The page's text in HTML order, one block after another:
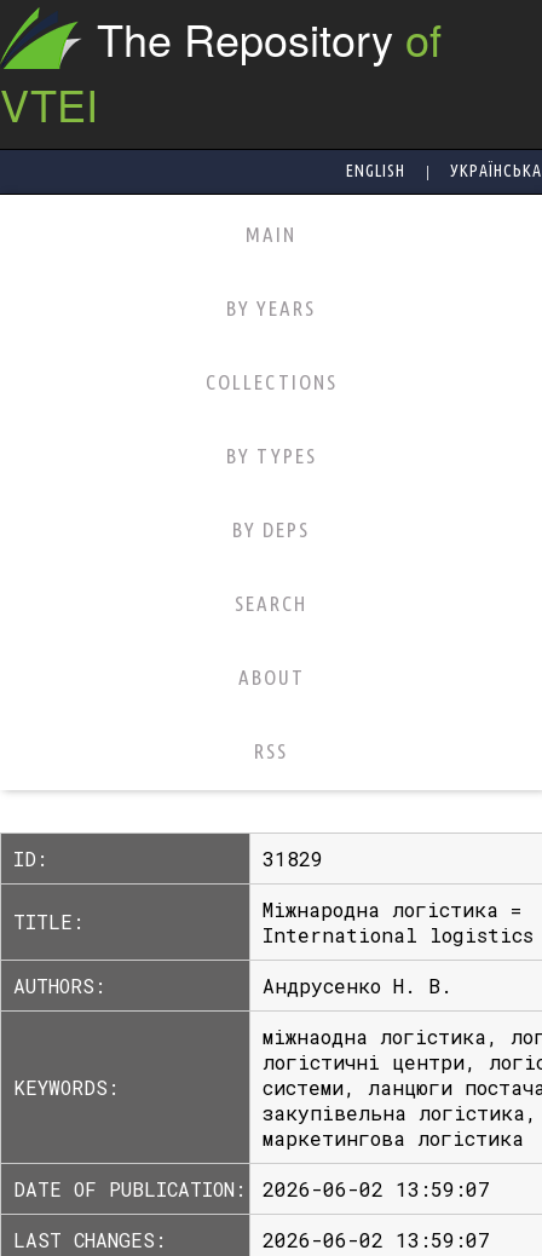
The Repository of
VTEI
ENGLISH | УКРАЇНСЬКА
MAIN
BY YEARS
COLLECTIONS
BY TYPES
BY DEPS
SEARCH
ABOUT
RSS
ID: 31829
TITLE:
Міжнародна логістика =
International logistics
AUTHORS:
Андрусенко Н. В.
KEYWORDS:
міжнаодна логістика,
логістичні центри,
системи, ланцюги
закупівельна логістика,
маркетингова логістика
DATE OF PUBLICATION:
2026-06-02 13:59:07
LAST CHANGES:
2026-06-02 13:59:07